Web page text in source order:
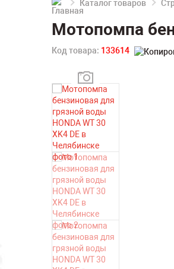
Каталог товаров
Мотопомпа
Код товара: 133614